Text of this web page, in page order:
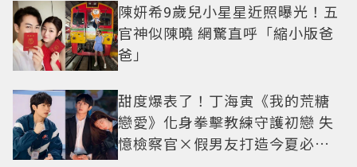
陳妍希9歲兒小星星近照曝光！五
官神似陳曉 網驚直呼「縮小版爸
爸」
甜度爆表了！丁海寅《我的荒糖
戀愛》化身拳擊教練守護初戀 失
憶檢察官×假男友打造今夏必看